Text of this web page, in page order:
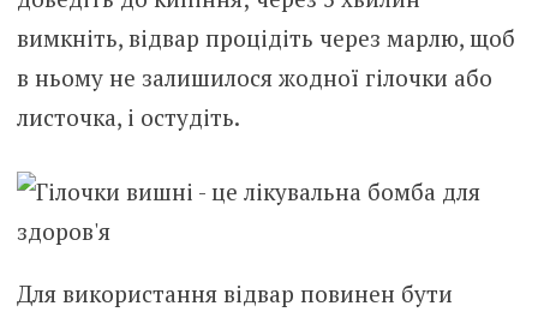
вимкніть, відвар процідіть через марлю, щоб
в ньому не залишилося жодної гілочки або
листочка, і остудіть.
Для використання відвар повинен бути